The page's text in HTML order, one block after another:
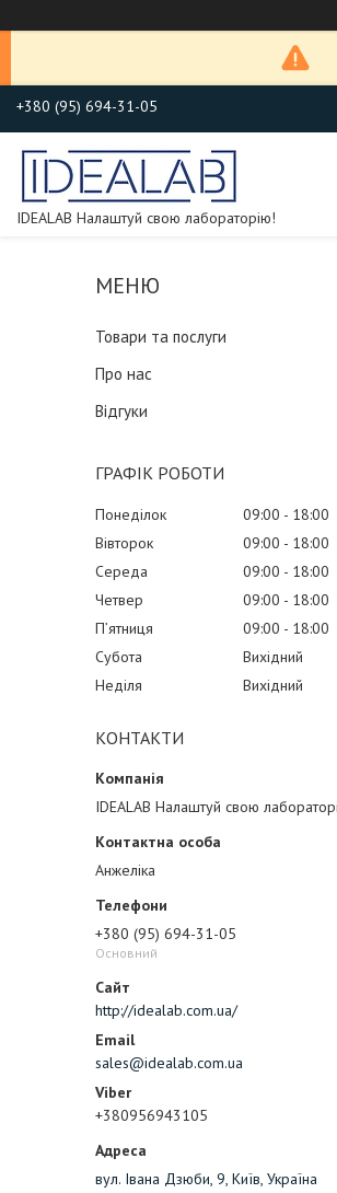
+380 (95) 694-31-05
IDEALAB Налаштуй свою лабораторію!
Товари та послуги
Про нас
Відгуки
ГРАФІК РОБОТИ
Понеділок 09:00
18:00
Вівторок
09:00
18:00
Середа
09:00
18:00
Четвер
09:00
18:00
Пʼятниця
09:00
18:00
Субота
Вихідний
Неділя
Вихідний
КОНТАКТИ
IDEALAB Налаштуй свою
Анжеліка
+380 (95) 694-31-05
Основний
http://idealab.com.ua/
sales@idealab.com.ua
+380956943105
вул. Івана Дзюби, 9, Київ, Україна